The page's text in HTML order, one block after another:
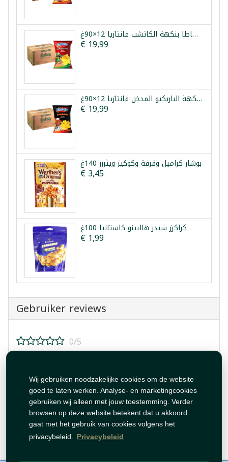
Wij gebruiken noodzakelijke cookies om de website
goed te laten werken. Analyse- en marketingcookies
gebruiken wij alleen met jouw toestemming. Verder
browsen op deze website betekent dat u akkoord
gaat met het gebruik van cookies volgens het
privacybeleid. Privacybeleid
طرد شيبس بطاطا بنكهة الكاتشب فانتازيا 12×90غ
€ 19,99
طرد شيبس بطاطا بنكهة الباربكيو المدخن فانتازيا 12×90غ
€ 19,99
بوشار كراميل وقرفة وكوكيز ويثررز 140غ
€ 3,45
كراكرز شيدر هالبينو كاستانيا 100غ
€ 1,99
Gebruiker reviews
0/5
Beoordeling plaatsen